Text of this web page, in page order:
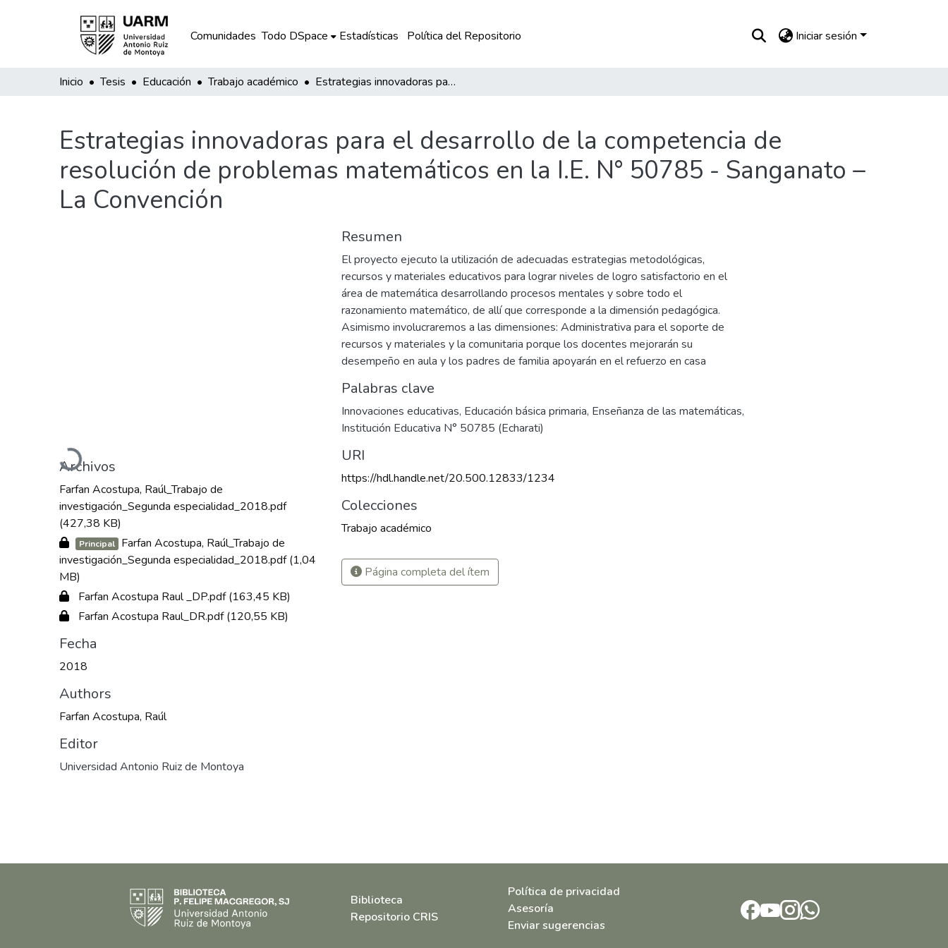
Comunidades Todo DSpace Estadísticas Política del Repositorio Iniciar sesión
Inicio Tesis Educación Trabajo académico Estrategias innovadoras para el desarrollo de la competencia de resolución de problemas matemáticos en la I.E. N° 50785 - Sanganato – La Convención
Estrategias innovadoras para el desarrollo de la competencia de
resolución de problemas matemáticos en la I.E. N° 50785 - Sanganato –
La Convención
Cargando...
Archivos
Farfan Acostupa, Raúl_Trabajo de
investigación_Segunda especialidad_2018.pdf
(427,38 KB)
Principal Farfan Acostupa, Raúl_Trabajo de
investigación_Segunda especialidad_2018.pdf(1,04
MB)
Farfan Acostupa Raul _DP.pdf(163,45 KB)
Farfan Acostupa Raul_DR.pdf(120,55 KB)
Fecha
2018
Authors
Farfan Acostupa, Raúl
Editor
Universidad Antonio Ruiz de Montoya
Resumen
El proyecto ejecuto la utilización de adecuadas estrategias metodológicas,
recursos y materiales educativos para lograr niveles de logro satisfactorio en el
área de matemática desarrollando procesos mentales y sobre todo el
razonamiento matemático, de allí que corresponde a la dimensión pedagógica.
Asimismo involucraremos a las dimensiones: Administrativa para el soporte de
recursos y materiales y la comunitaria porque los docentes mejorarán su
desempeño en aula y los padres de familia apoyarán en el refuerzo en casa
Palabras clave
Innovaciones educativas, Educación básica primaria, Enseñanza de las matemáticas,
Institución Educativa N° 50785 (Echarati)
URI
https://hdl.handle.net/20.500.12833/1234
Colecciones
Trabajo académico
Página completa del ítem
Biblioteca
Repositorio CRIS
Política de privacidad
Asesoría
Enviar sugerencias